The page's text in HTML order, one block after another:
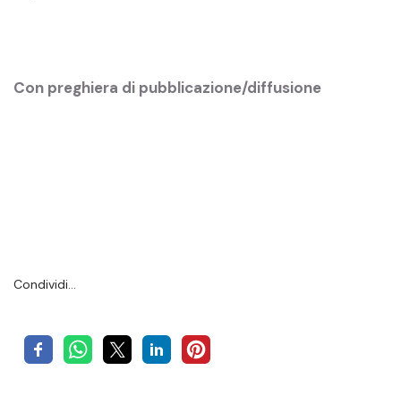
Con preghiera di pubblicazione/diffusione
Condividi…